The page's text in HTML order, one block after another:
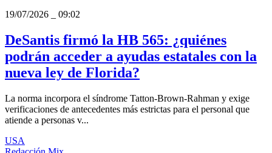
19/07/2026
09:02
DeSantis firmó la HB 565: ¿quiénes
podrán acceder a ayudas estatales con la
nueva ley de Florida?
La norma incorpora el síndrome Tatton‑Brown‑Rahman y exige
verificaciones de antecedentes más estrictas para el personal que
atiende a personas v...
USA